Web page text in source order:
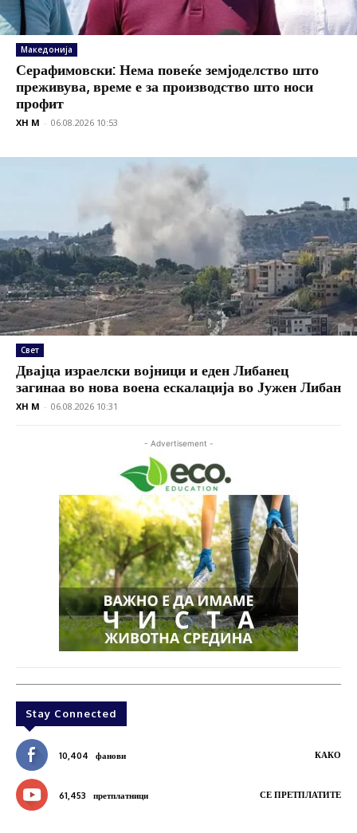
Македонија
Серафимовски: Нема повеќе земјоделство што
преживува, време е за производство што носи
профит
XH M - 06.08.2026 10:53
Свет
Двајца израелски војници и еден Либанец
загинаа во нова воена ескалација во Јужен Либан
XH M - 06.08.2026 10:31
- Advertisement -
Stay Connected
10,404 фанови КАКО
61,453 претплатници СЕ ПРЕТПЛАТИТЕ